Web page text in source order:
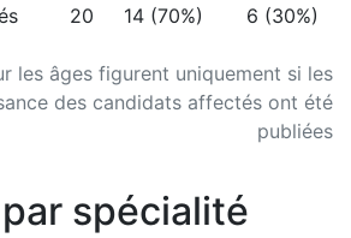
les âges figurent uniquement si les
des candidats affectés ont été
publiées
20 14 (70%) 6 (30%)
spécialité